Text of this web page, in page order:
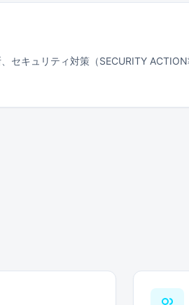
キュリティ対策（SECURITY